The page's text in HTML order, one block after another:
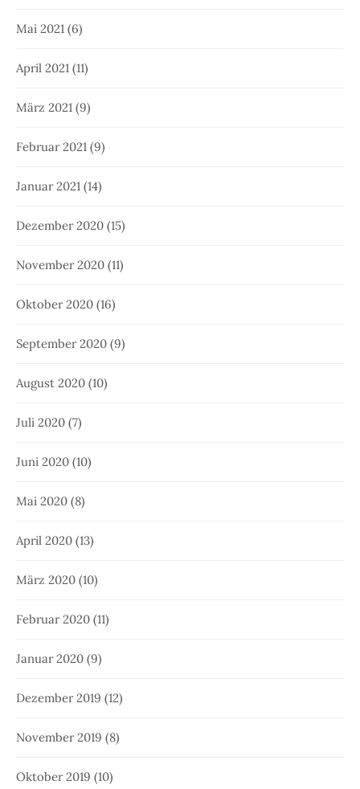
Mai 2021 (6)
April 2021 (11)
März 2021 (9)
Februar 2021 (9)
Januar 2021 (14)
Dezember 2020 (15)
November 2020 (11)
Oktober 2020 (16)
September 2020 (9)
August 2020 (10)
Juli 2020 (7)
Juni 2020 (10)
Mai 2020 (8)
April 2020 (13)
März 2020 (10)
Februar 2020 (11)
Januar 2020 (9)
Dezember 2019 (12)
November 2019 (8)
Oktober 2019 (10)